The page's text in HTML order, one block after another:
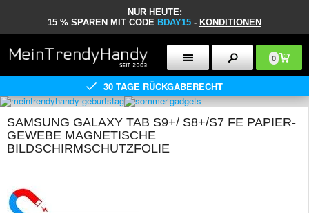
NUR HEUTE:
15 % SPAREN MIT CODE BDAY15 - KONDITIONEN
0
30 TAGE RÜCKGABERECHT
SAMSUNG GALAXY TAB S9+/ S8+/S7 FE PAPIER-
GEWEBE MAGNETISCHE
BILDSCHIRMSCHUTZFOLIE